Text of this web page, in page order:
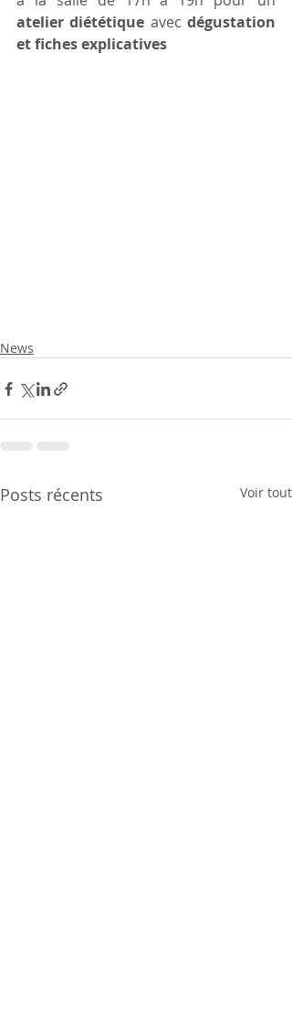
atelier diététique avec dégustation
et fiches explicatives
News
Posts récents Voir tout